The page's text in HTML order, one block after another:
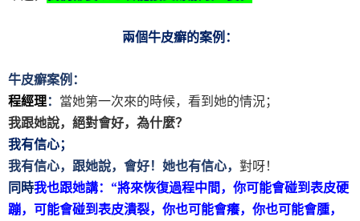
兩個牛皮癬的案例：
牛皮癬案例：
程經理： 當她第一次來的時候，看到她的情況；
我跟她說，絕對會好，為什麼？
我有信心；
我有信心，跟她說，會好！她也有信心， 對呀！
同時我也跟她講：“將來恢復過程中間，你可能會碰到表皮硬
蹦，可能會碰到表皮潰裂，你也可能會癢，你也可能會腫，